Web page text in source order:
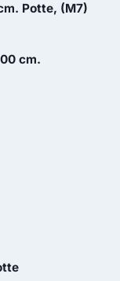
Potte, (M7)
cm.